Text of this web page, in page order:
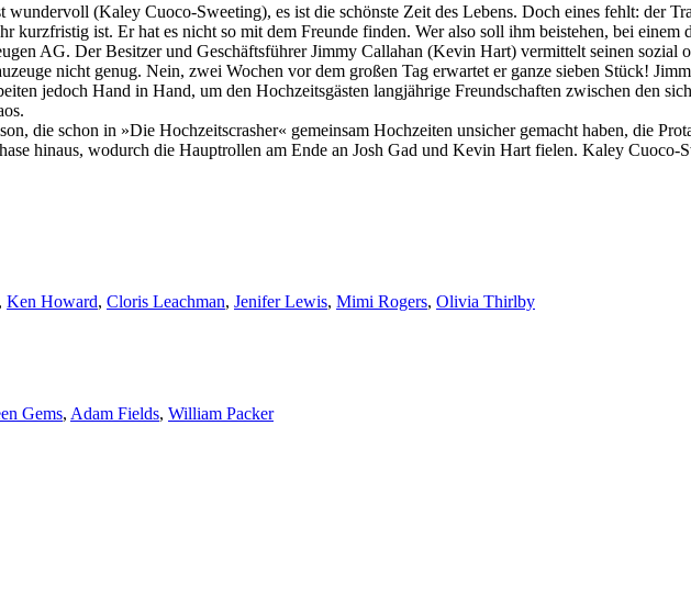
(Kaley Cuoco-Sweeting), es ist die schönste Zeit des Lebens. Doch eines fehlt: der
kurzfristig ist. Er hat es nicht so mit dem Freunde finden. Wer also soll ihm beistehen, bei
AG. Der Besitzer und Geschäftsführer Jimmy Callahan (Kevin Hart) vermittelt seinen sozial
nicht genug. Nein, zwei Wochen vor dem großen Tag erwartet er ganze sieben Stück!
jedoch Hand in Hand, um den Hochzeitsgästen langjährige Freundschaften zwischen den
die schon in »Die Hochzeitscrasher« gemeinsam Hochzeiten unsicher gemacht haben, die
hinaus, wodurch die Hauptrollen am Ende an Josh Gad und Kevin Hart fielen. Kaley
, Ken Howard, Cloris Leachman, Jenifer Lewis, Mimi Rogers, Olivia Thirlby
Gems, Adam Fields, William Packer